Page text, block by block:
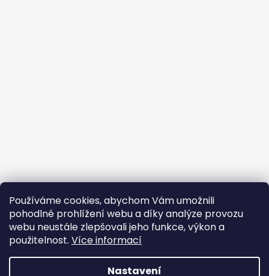
Používáme cookies, abychom Vám umožnili
pohodlné prohlížení webu a díky analýze provozu
webu neustále zlepšovali jeho funkce, výkon a
použitelnost. Více informací
Nastavení
Sledovat na Instagramu
Facebook